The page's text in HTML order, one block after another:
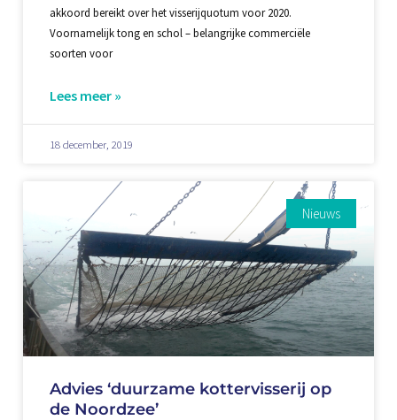
akkoord bereikt over het visserijquotum voor 2020.
Voornamelijk tong en schol – belangrijke commerciële
soorten voor
Lees meer »
18 december, 2019
Nieuws
Advies ‘duurzame kottervisserij op
de Noordzee’